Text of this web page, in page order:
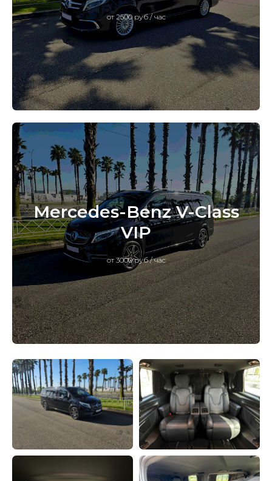
от 2500 руб / час
Mercedes-Benz V-Class
VIP
от 3000 руб / час